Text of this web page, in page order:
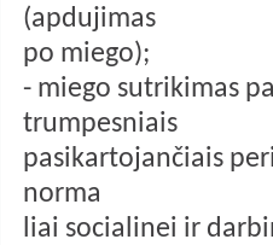
(apdujimas
po miego);
- miego sutrikimas
trumpesniais
pasikartojančiais
norma­
liai socialinei ir